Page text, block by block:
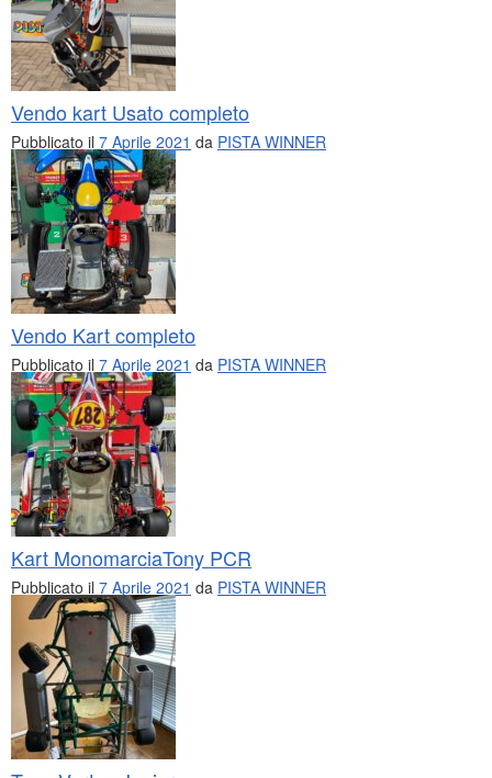
Vendo kart Usato completo
Pubblicato il 7 Aprile 2021 da PISTA WINNER
Vendo Kart completo
Pubblicato il 7 Aprile 2021 da PISTA WINNER
Kart MonomarciaTony PCR
Pubblicato il 7 Aprile 2021 da PISTA WINNER